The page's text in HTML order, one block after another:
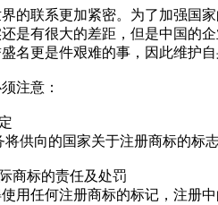
的联系更加紧密。为了加强国
是有很大的差距，但是中国的
名更是件艰难的事，因此维护
注意：
供向的国家关于注册商标的标
商标的责任及处罚
用任何注册商标的标记，注册